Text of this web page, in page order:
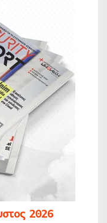
2026